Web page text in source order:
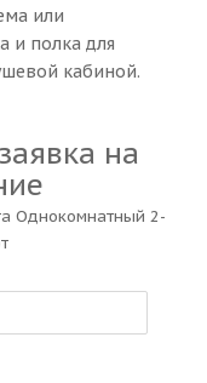
или
и полка для
кабиной.
на
Однокомнатный 2-